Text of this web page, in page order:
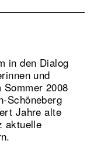
in den Dialog
und
2008
Schöneberg
Jahre alte
aktuelle